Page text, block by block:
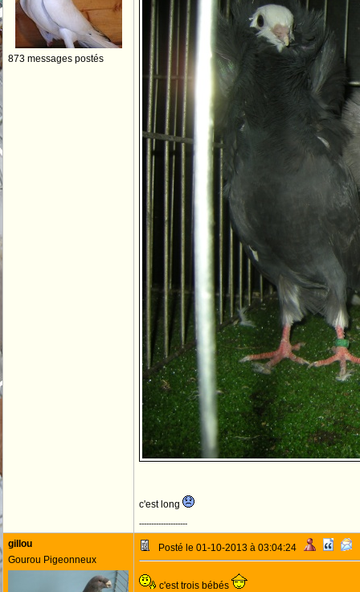
873 messages postés
c'est long
--------------------
gillou
Gourou Pigeonneux
Posté le 01-10-2013 à 03:04:24
c'est trois bébés